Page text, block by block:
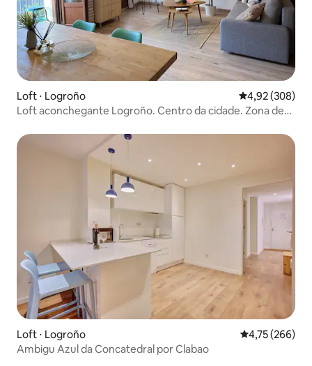
Loft ⋅ Logroño 4,92 de uma
4,92 (308)
Loft aconchegante Logroño. Centro da cidade. Zona de
Loft ⋅ Logroño 4,75 de uma
4,75 (266)
Ambigu Azul da Concatedral por Clabao